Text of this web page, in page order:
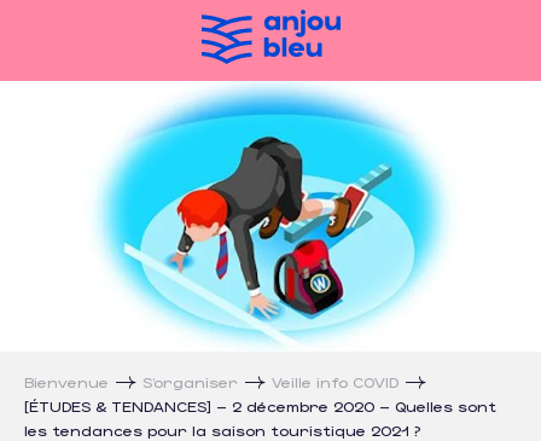
Bienvenue S’organiser
Veille info COVID
[ÉTUDES & TENDANCES] – 2 décembre 2020 – Quelles sont
les tendances pour la saison touristique 2021 ?
[ÉTUDES & TENDANCES] – 2